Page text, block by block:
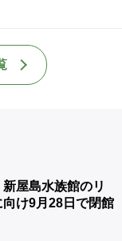
屋島水族館のリ
け9月28日で閉館